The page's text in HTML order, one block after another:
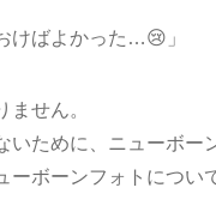
けばよかった…😢」
せん。
いために、ニューボ
ーボーンフォトにつ